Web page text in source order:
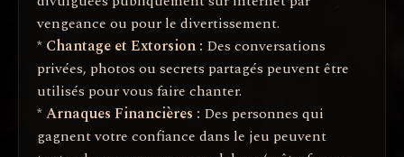
vengeance ou pour le divertissement.
* Chantage et Extorsion : Des conversations
privées, photos ou secrets partagés peuvent être
utilisés pour vous faire chanter.
*Arnaques Financières : Des personnes qui
gagnent votre confiance dans le jeu peuvent